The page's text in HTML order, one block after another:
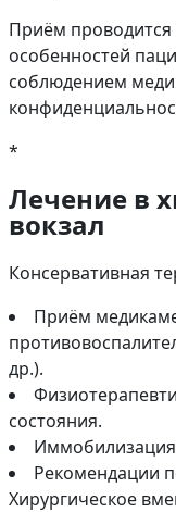
Приём
особенностей
соблюдением
*
Лечение в
вокзал
Консервативная
Приём
др.).
состояния.
Рекомендации
Хирургическое